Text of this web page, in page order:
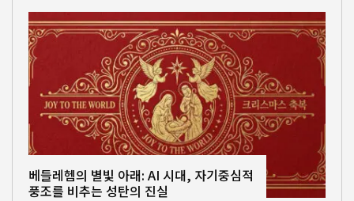
베들레헴의 별빛 아래: AI 시대, 자기중심적
풍조를 비추는 성탄의 진실